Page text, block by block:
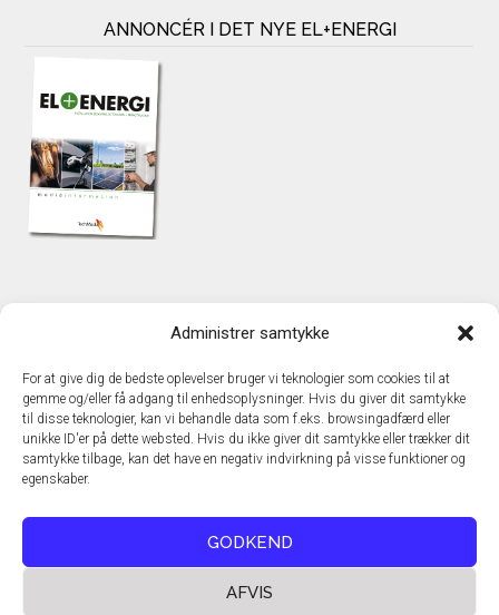
Administrer samtykke
For at give dig de bedste oplevelser bruger vi teknologier som cookies til at
gemme og/eller få adgang til enhedsoplysninger. Hvis du giver dit samtykke
til disse teknologier, kan vi behandle data som f.eks. browsingadfærd eller
unikke ID'er på dette websted. Hvis du ikke giver dit samtykke eller trækker dit
samtykke tilbage, kan det have en negativ indvirkning på visse funktioner og
egenskaber.
GODKEND
AFVIS
ANNONCÉR I DET NYE EL+ENERGI
TechMedia A/S
DK – 2600 Glostrup
www.techmedia.dk
Telefon: +45 43 24 26 28
E-mail:info@techmedia.dk